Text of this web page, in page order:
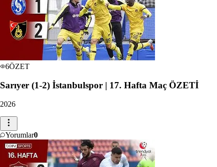
6ÖZET
Sarıyer (1-2) İstanbulspor | 17. Hafta Maç ÖZETİ
2026
Yorumlar0